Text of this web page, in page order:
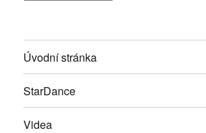
Úvodní stránka
StarDance
Videa